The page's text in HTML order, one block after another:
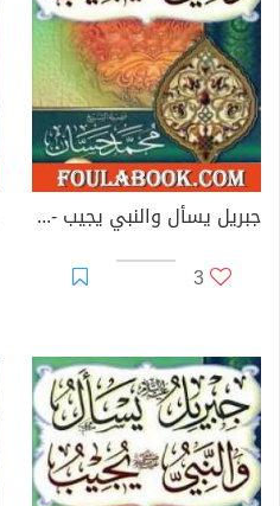
جبريل يسأل والنبي يجيب - المجلد الأول
3